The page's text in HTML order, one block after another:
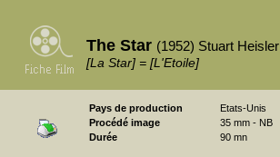
The Star (1952) Stuart Heisler
[La Star] = [L'Etoile]
Pays de production
Etats-Unis
Procédé image
35 mm - NB
Durée
90 mn